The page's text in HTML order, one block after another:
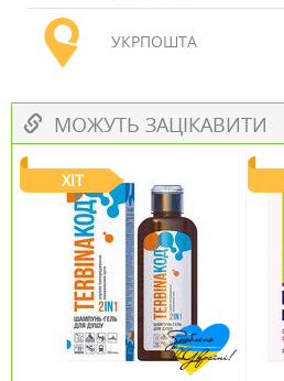
УКРПОШТА
МОЖУТЬ ЗАЦІКАВИТИ
ХІТ